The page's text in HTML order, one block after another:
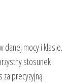
danej mocy i klasie.
stosunek
precyzyjną